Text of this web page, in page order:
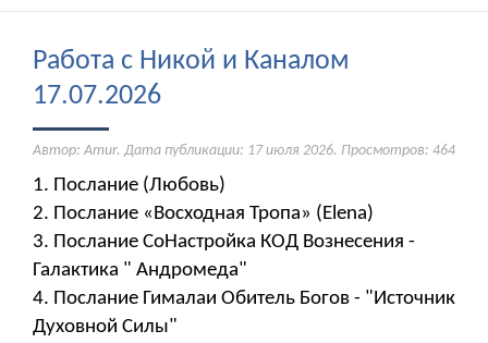
Работа с Никой и Каналом
17.07.2026
Автор: Amur. Дата публикации: 17 июля 2026. Просмотров: 464
1. Послание (Любовь)
2. Послание «Восходная Тропа» (Elena)
3. Послание СоНастройка КОД Вознесения -
Галактика " Андромеда"
4. Послание Гималаи Обитель Богов - "Источник
Духовной Силы"